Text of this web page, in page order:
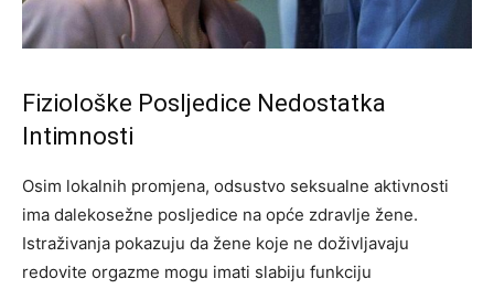
Fiziološke Posljedice Nedostatka
Intimnosti
Osim lokalnih promjena, odsustvo seksualne aktivnosti
ima dalekosežne posljedice na opće zdravlje žene.
Istraživanja pokazuju da žene koje ne doživljavaju
redovite orgazme mogu imati slabiju funkciju